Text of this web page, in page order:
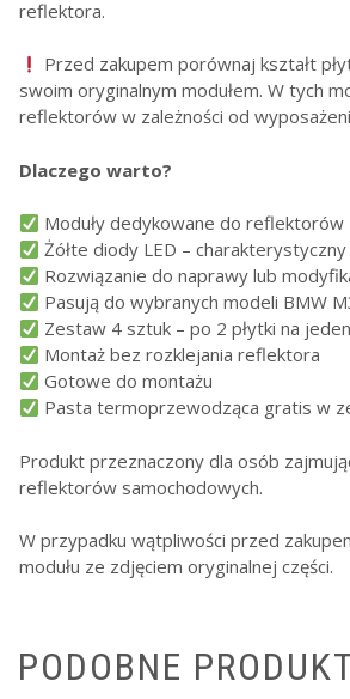
reflektora.
Przed zakupem porównaj kształt
swoim oryginalnym modułem. W tych
reflektorów w zależności od
Dlaczego warto?
Moduły dedykowane do
Żółte diody LED –
Rozwiązanie do naprawy lub
Pasują do wybranych modeli BMW
Zestaw 4 sztuk – po 2 płytki na
Montaż bez rozklejania reflektora
Gotowe do montażu
Pasta termoprzewodząca gratis w
Produkt przeznaczony dla osób
reflektorów samochodowych.
W przypadku wątpliwości przed
modułu ze zdjęciem oryginalnej części.
PODOBNE